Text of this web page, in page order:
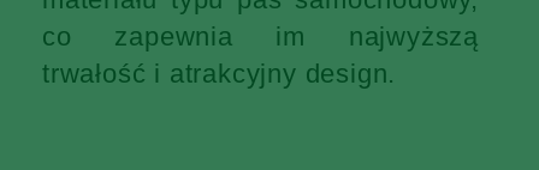
co zapewnia im najwyższą
trwałość i atrakcyjny design.